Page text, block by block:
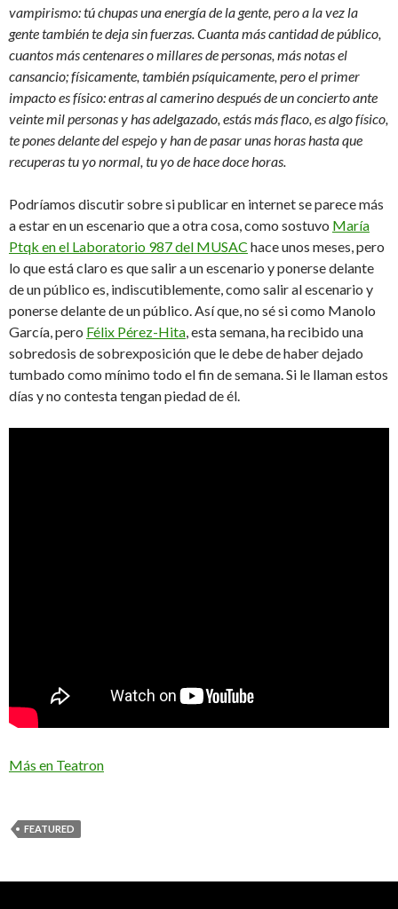
vampirismo: tú chupas una energía de la gente, pero a la vez la
gente también te deja sin fuerzas. Cuanta más cantidad de público,
cuantos más centenares o millares de personas, más notas el
cansancio; físicamente, también psíquicamente, pero el primer
impacto es físico: entras al camerino después de un concierto ante
veinte mil personas y has adelgazado, estás más flaco, es algo físico,
te pones delante del espejo y han de pasar unas horas hasta que
recuperas tu yo normal, tu yo de hace doce horas.
Podríamos discutir sobre si publicar en internet se parece más
a estar en un escenario que a otra cosa, como sostuvo María
Ptqk en el Laboratorio 987 del MUSAC hace unos meses, pero
lo que está claro es que salir a un escenario y ponerse delante
de un público es, indiscutiblemente, como salir al escenario y
ponerse delante de un público. Así que, no sé si como Manolo
García, pero Félix Pérez-Hita , esta semana, ha recibido una
sobredosis de sobrexposición que le debe de haber dejado
tumbado como mínimo todo el fin de semana. Si le llaman estos
días y no contesta tengan piedad de él.
Más en Teatron
FEATURED